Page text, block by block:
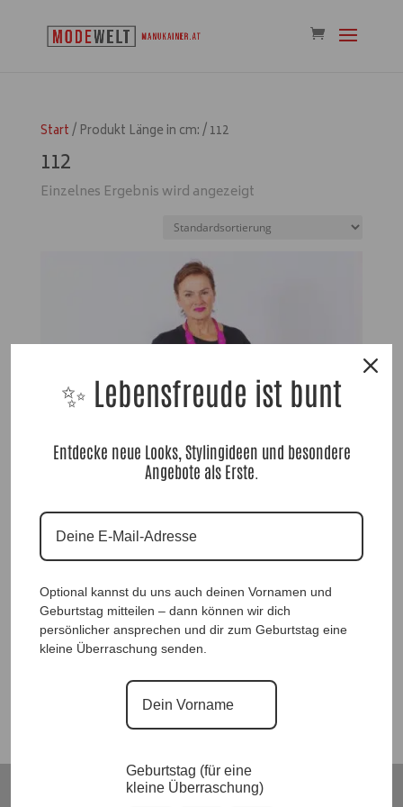
Start/ Produkt Länge in cm: / 112
112
Einzelnes Ergebnis wird angezeigt
SweaterKleid Wild Animal |Gr. UNI 38-46|, Anr.: 3823
69,90€
Suchen
✨ Lebensfreude ist bunt
Entdecke neue Looks, Stylingideen und besondere
Angebote als Erste.
Optional kannst du uns auch deinen Vornamen und
Geburtstag mitteilen – dann können wir dich
persönlicher ansprechen und dir zum Geburtstag eine
kleine Überraschung senden.
Geburtstag (für eine
kleine Überraschung)